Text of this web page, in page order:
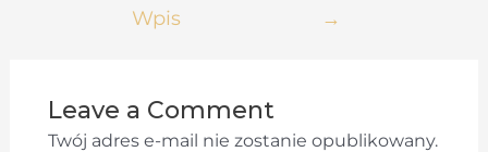
Wpis
→
Leave a Comment
Twój adres e-mail nie zostanie opublikowany.